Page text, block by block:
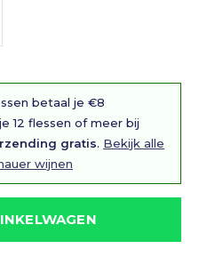
betaal je €8
12 flessen of meer bij
gratis. Bekijk alle
wijnen